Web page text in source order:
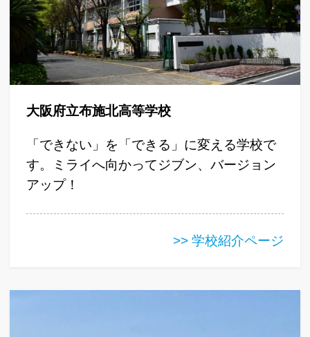
大阪府立布施北高等学校
「できない」を「できる」に変える学校で
す。ミライへ向かってジブン、バージョン
アップ！
>> 学校紹介ページ